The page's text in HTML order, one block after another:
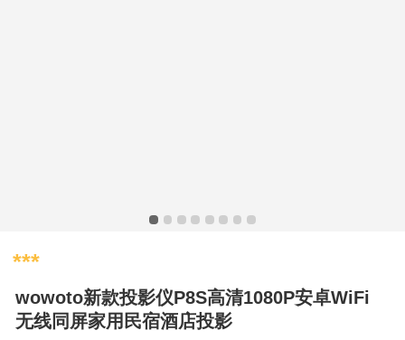
***
wowoto新款投影仪P8S高清1080P安卓WiFi
无线同屏家用民宿酒店投影